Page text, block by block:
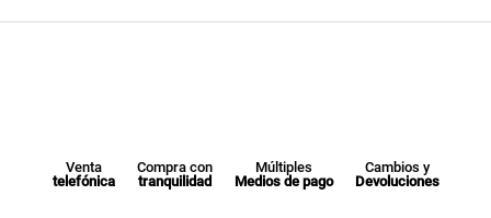
Venta
telefónica
Compra con
tranquilidad
Múltiples
Medios de pago
Cambios y
Devoluciones